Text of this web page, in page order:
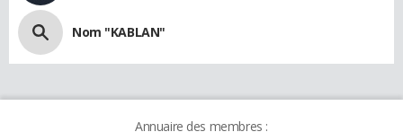
Nom "KABLAN"
Annuaire des membres :